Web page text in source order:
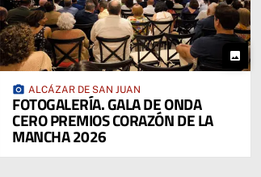
photo
photo_camera ALCÁZAR DE SAN JUAN
FOTOGALERÍA. GALA DE ONDA
CERO PREMIOS CORAZÓN DE LA
MANCHA 2026